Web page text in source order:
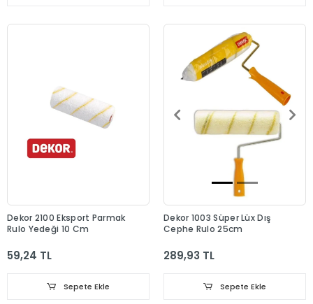
Dekor 2100 Eksport Parmak
Rulo Yedeği 10 Cm
59,24 TL
Sepete Ekle
Dekor 1003 Süper Lüx Dış
Cephe Rulo 25cm
289,93 TL
Sepete Ekle